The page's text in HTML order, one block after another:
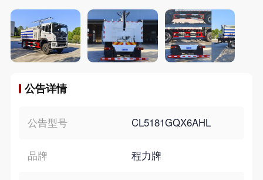
汽配产品车型适配
汽配产品电子目录
微信群智能客服
个性化私人定制
公告详情
公告型号 CL5181GQX6AHL
品牌 程力牌